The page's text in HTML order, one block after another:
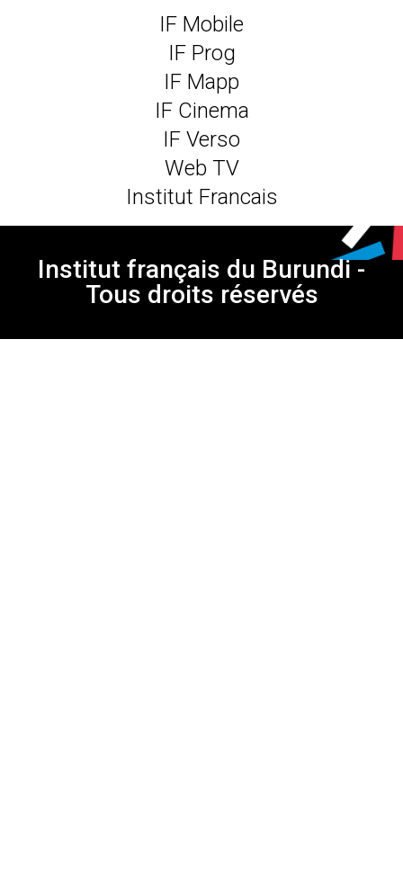
IF Mobile
IF Prog
IF Mapp
IF Cinema
IF Verso
Web TV
Institut Francais
Institut français du Burundi -
Tous droits réservés